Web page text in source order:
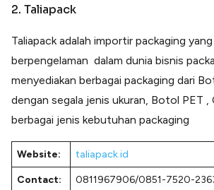
2. Taliapack
Taliapack adalah importir packaging
berpengelaman dalam dunia bisnis
menyediakan berbagai packaging dari
dengan segala jenis ukuran, Botol PET ,
berbagai jenis kebutuhan packaging
Website: taliapack.id
Contact: 0811967906/0851-7520-